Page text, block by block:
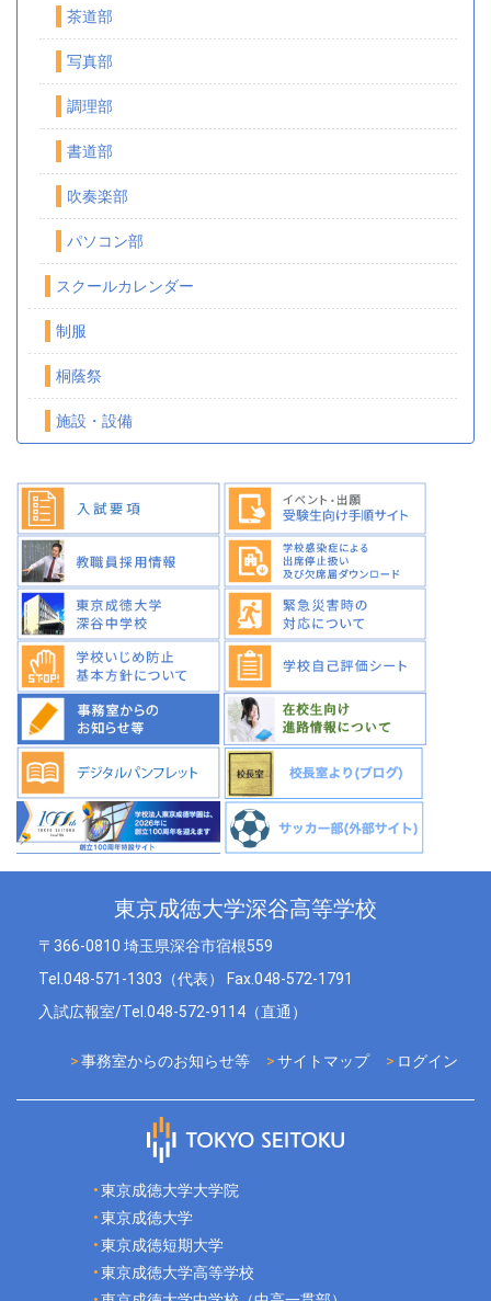
茶道部
写真部
調理部
書道部
吹奏楽部
パソコン部
スクールカレンダー
制服
桐蔭祭
施設・設備
東京成徳大学深谷高等学校
〒366-0810 埼玉県深谷市宿根559
Tel.048-571-1303（代表） Fax.048-572-1791
入試広報室/Tel.048-572-9114（直通）
ログイン
サイトマップ
事務室からのお知らせ等
東京成徳大学大学院
東京成徳大学
東京成徳短期大学
東京成徳大学高等学校